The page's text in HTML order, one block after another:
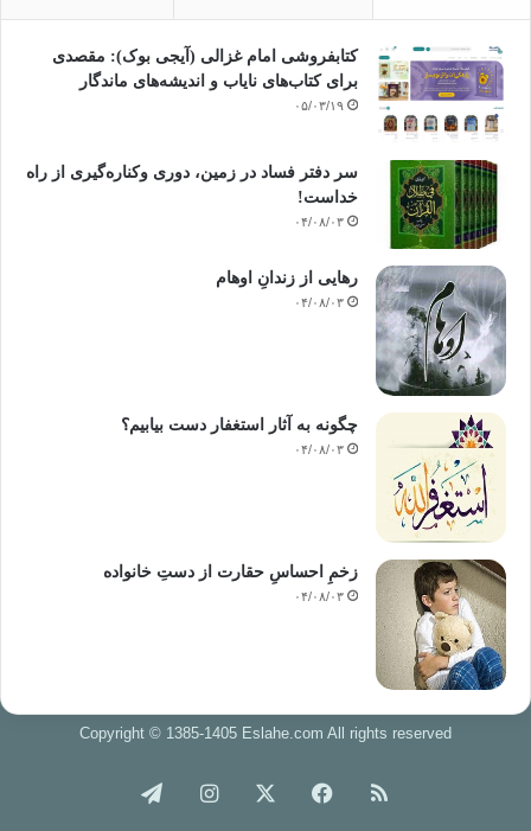
کتابفروشی امام غزالی (آیجی بوک): مقصدی
برای کتاب‌های نایاب و اندیشه‌های ماندگار
۰۵/۰۳/۱۹
سر دفتر فساد در زمین‌، دوری وکناره‌گیری از راه
خداست‌!
۰۴/۰۸/۰۳
رهایی از زندانِ اوهام
۰۴/۰۸/۰۳
چگونه به آثار استغفار دست بیابیم؟
۰۴/۰۸/۰۳
زخمِ احساسِ حقارت از دستِ خانواده
۰۴/۰۸/۰۳
Copyright © 1385-1405 Eslahe.com All rights reserved
خوراک فیس اینستاگرام